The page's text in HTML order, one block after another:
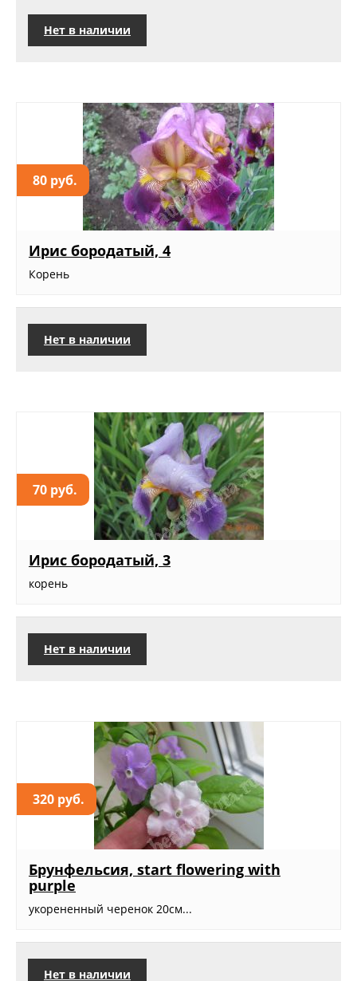
Нет в наличии
80 руб.
Ирис бородатый, 4
Корень
Нет в наличии
70 руб.
Ирис бородатый, 3
корень
Нет в наличии
320 руб.
Брунфельсия, start flowering with
purple
укорененный черенок 20см...
Нет в наличии